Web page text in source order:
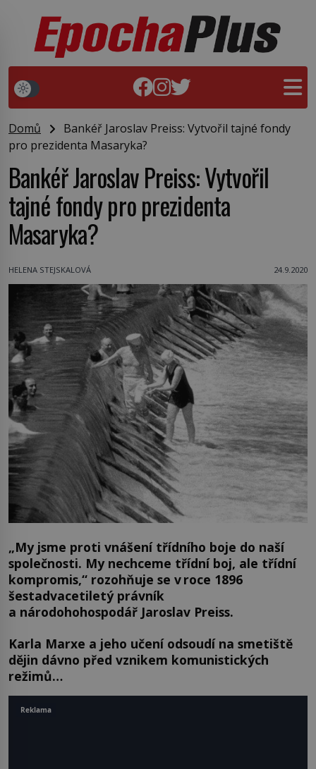
Domů
Bankéř Jaroslav Preiss: Vytvořil tajné fondy
pro prezidenta Masaryka?
Bankéř Jaroslav Preiss: Vytvořil
tajné fondy pro prezidenta
Masaryka?
HELENA STEJSKALOVÁ 24.9.2020
„My jsme proti vnášení třídního boje do naší
společnosti. My nechceme třídní boj, ale třídní
kompromis,“ rozohňuje se v roce 1896
šestadvacetiletý právník
a národohohospodář Jaroslav Preiss.
Karla Marxe a jeho učení odsoudí na smetiště
dějin dávno před vznikem komunistických
režimů…
Reklama